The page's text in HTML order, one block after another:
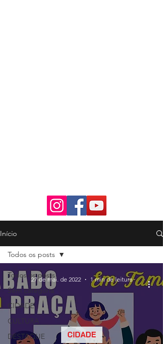
Início
Todos os posts
Sem categoria
CIDADE
CULTURA
DESTAQUE
Todos os posts
CIDADE
27 de mai. de 2022 1 min de leitura